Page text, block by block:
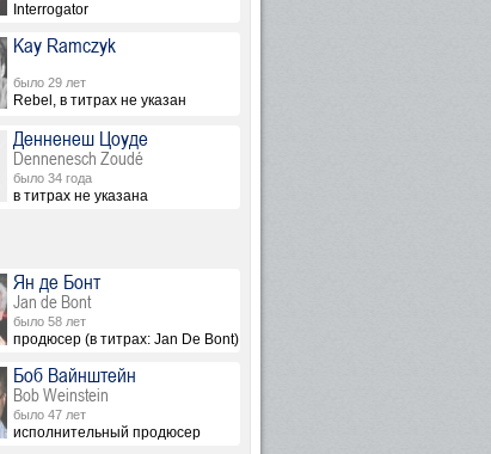
Interrogator
Kay Ramczyk
было 29 лет
Rebel, в титрах не указан
Денненеш Цоуде
Dennenesch Zoudé
было 34 года
в титрах не указана
Ян де Бонт
Jan de Bont
было 58 лет
продюсер (в титрах: Jan De Bont)
Боб Вайнштейн
Bob Weinstein
было 47 лет
исполнительный продюсер